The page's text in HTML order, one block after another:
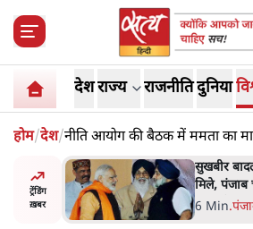
देशराज्य राजनीतिदुनिया
होम/देश/नीति आयोग की बैठक में ममता का
बोलने देने का आरोप
ट्रेंडिंग
ख़बर
बीजेपी-
अटकलें
राहुल गांधी
को
दौलत
6 Min.देश